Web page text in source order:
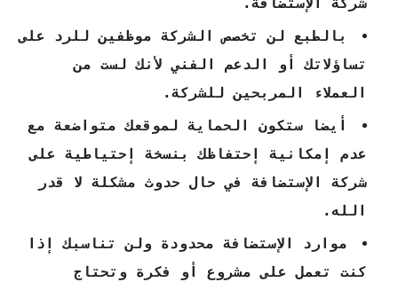
بالطبع لن تخصص الشركة موظفين للرد على
تساؤلاتك أو الدعم الفني لأنك لست من
العملاء المربحين للشركة.
أيضا ستكون الحماية لموقعك متواضعة مع
عدم إمكانية إحتفاظك بنسخة إحتياطية على
شركة الإستضافة في حال حدوث مشكلة لا قدر
الله.
موارد الإستضافة محدودة ولن تناسبك إذا
كنت تعمل على مشروع أو فكرة وتحتاج